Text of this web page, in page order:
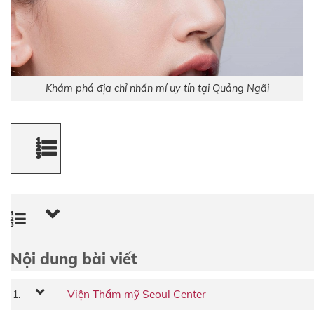
Khám phá địa chỉ nhấn mí uy tín tại Quảng Ngãi
Nội dung bài viết
Viện Thẩm mỹ Seoul Center